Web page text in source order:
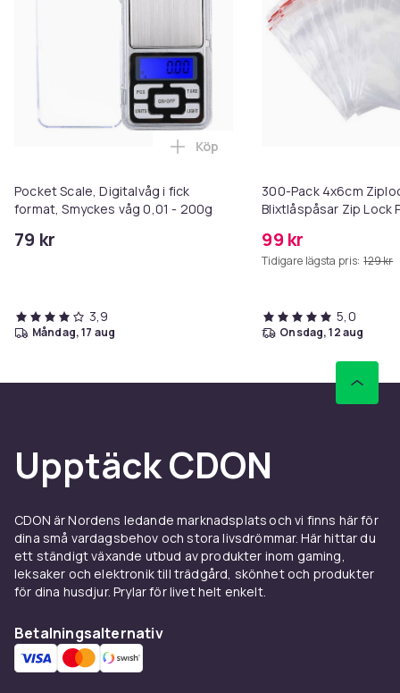
Pocket Scale, Digitalvåg i fick
format, Smyckes våg 0,01 - 200g
79 kr
Lägg till Pocket Scale,
Köp
3,9
måndag, 17 aug
300-Pack 4x6cm
Blixtlåspåsar Zip Lock
99 kr
Tidigare lägsta pris: 129 kr
5,0
onsdag, 12 aug
Upptäck CDON
CDON är Nordens ledande marknadsplats och vi finns här för
dina små vardagsbehov och stora livsdrömmar. Här hittar du
ett ständigt växande utbud av produkter inom gaming,
leksaker och elektronik till trädgård, skönhet och produkter
för dina husdjur. Prylar för livet helt enkelt.
Betalningsalternativ